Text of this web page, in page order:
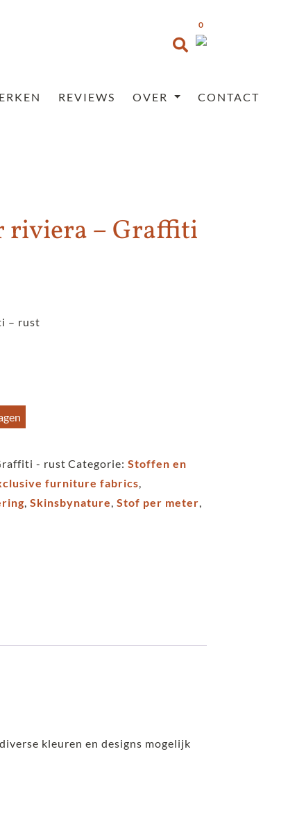
0
REVIEWS OVER CONTACT
riviera – Graffiti
– rust
- rust Categorie:Stoffen en
furniture fabrics,
,Skinsbynature,Stof per meter,
kleuren en designs mogelijk